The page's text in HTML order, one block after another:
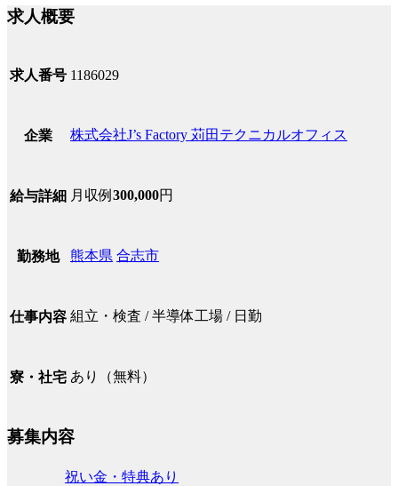
求人概要
求人番号 1186029
企業 株式会社J’s Factory 苅田テクニカルオフィス
給与詳細 月収例 300,000円
勤務地 熊本県 合志市
仕事内容 組立・検査 / 半導体工場 / 日勤
寮・社宅 あり（無料）
募集内容
祝い金・特典あり